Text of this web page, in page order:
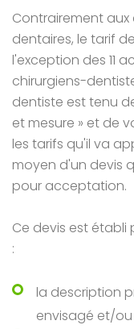
Contrairement
dentaires, le tarif
l'exception des 11
chirurgiens-
dentiste est tenu
et mesure » et de
les tarifs qu'il va
moyen d'un devis
pour acceptation.
Ce devis est
:
la description
envisagé et/ou